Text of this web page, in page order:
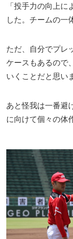
「投手力の向上
した。チームの一
ただ、自分でプレ
ケースもあるので
いくことだと思い
あと怪我は一番避
に向けて個々の体